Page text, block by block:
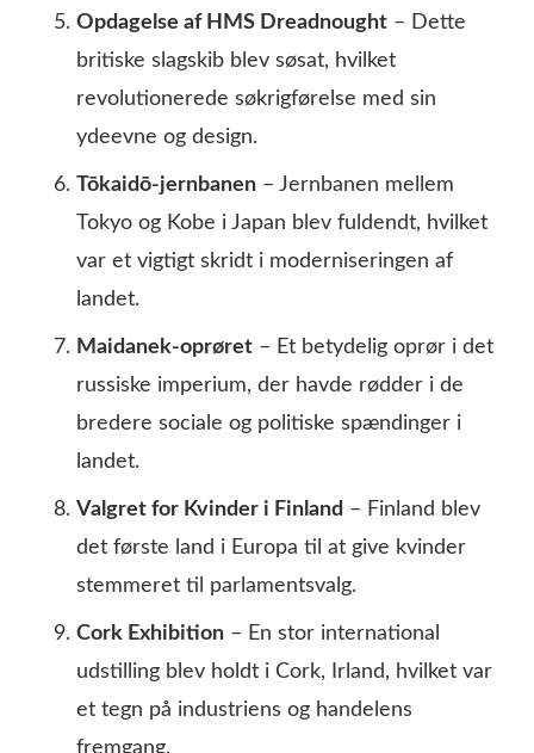
Opdagelse af HMS Dreadnought – Dette
britiske slagskib blev søsat, hvilket
revolutionerede søkrigførelse med sin
ydeevne og design.
Tōkaidō-jernbanen – Jernbanen mellem
Tokyo og Kobe i Japan blev fuldendt, hvilket
var et vigtigt skridt i moderniseringen af
landet.
Maidanek-oprøret – Et betydelig oprør i det
russiske imperium, der havde rødder i de
bredere sociale og politiske spændinger i
landet.
Valgret for Kvinder i Finland – Finland blev
det første land i Europa til at give kvinder
stemmeret til parlamentsvalg.
Cork Exhibition – En stor international
udstilling blev holdt i Cork, Irland, hvilket var
et tegn på industriens og handelens
fremgang.